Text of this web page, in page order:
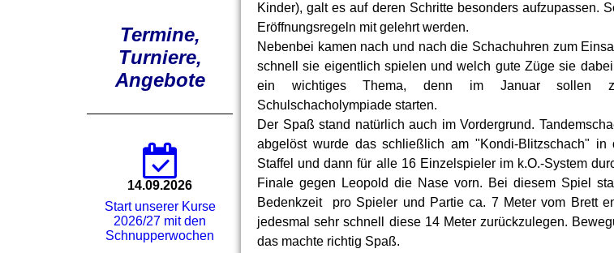
Kinder), galt es auf deren Schritte besonders aufzupassen.
Eröffnungsregeln mit gelehrt werden.
Nebenbei kamen nach und nach die Schachuhren zum
schnell sie eigentlich spielen und welch gute Züge sie
ein wichtiges Thema, denn im Januar sollen
Schulschacholympiade starten.
Der Spaß stand natürlich auch im Vordergrund.
abgelöst wurde das schließlich am "Kondi-Blitzschach"
Staffel und dann für alle 16 Einzelspieler im k.O.-System
Finale gegen Leopold die Nase vorn. Bei diesem Spiel
Bedenkzeit pro Spieler und Partie ca. 7 Meter vom Brett
jedesmal sehr schnell diese 14 Meter zurückzulegen.
das machte richtig Spaß.
Termine,
Turniere,
Angebote
14.09.2026
Start unserer Kurse
2026/27 mit den
Schnupperwochen